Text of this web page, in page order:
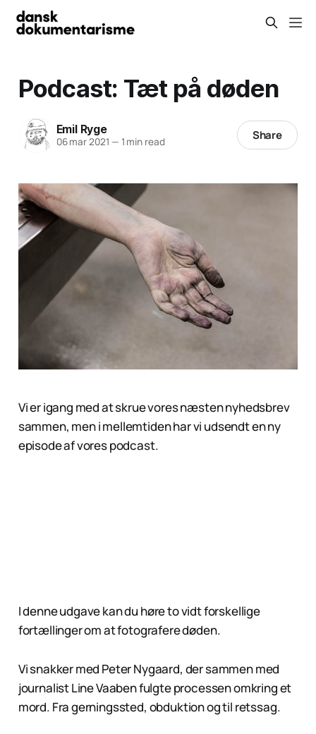
Podcast: Tæt på døden
Emil Ryge
06 mar 2021 — 1 min read Share
Vi er igang med at skrue vores næsten nyhedsbrev
sammen, men i mellemtiden har vi udsendt en ny
episode af vores podcast.
I denne udgave kan du høre to vidt forskellige
fortællinger om at fotografere døden.
Vi snakker med Peter Nygaard, der sammen med
journalist Line Vaaben fulgte processen omkring et
mord. Fra gerningssted, obduktion og til retssag.